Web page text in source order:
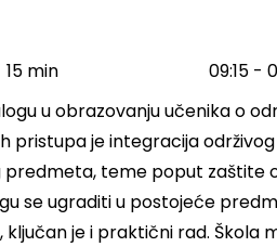
15 min 09:15 -
u obrazovanju učenika o
pristupa je integracija
predmeta, teme poput zaštite
se ugraditi u postojeće
ključan je i praktični rad. Škola